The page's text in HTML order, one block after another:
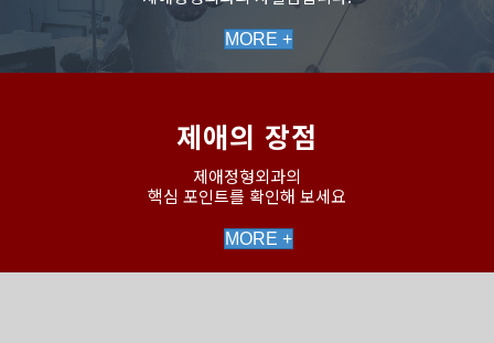
MORE +
제애의 장점
제애정형외과의
핵심 포인트를 확인해 보세요
MORE +